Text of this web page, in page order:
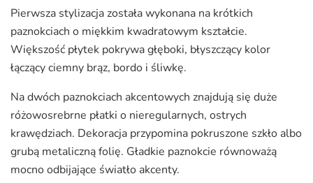
Pierwsza stylizacja została wykonana na krótkich
paznokciach o miękkim kwadratowym kształcie.
Większość płytek pokrywa głęboki, błyszczący kolor
łączący ciemny brąz, bordo i śliwkę.
Na dwóch paznokciach akcentowych znajdują się duże
różowosrebrne płatki o nieregularnych, ostrych
krawędziach. Dekoracja przypomina pokruszone szkło albo
grubą metaliczną folię. Gładkie paznokcie równoważą
mocno odbijające światło akcenty.